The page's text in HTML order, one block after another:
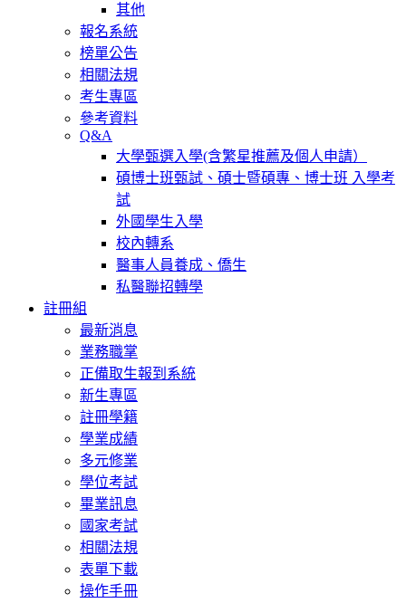
其他
報名系統
榜單公告
相關法規
考生專區
參考資料
Q&A
大學甄選入學(含繁星推薦及個人申請）
碩博士班甄試、碩士暨碩專、博士班 入學考
試
外國學生入學
校內轉系
醫事人員養成、僑生
私醫聯招轉學
註冊組
最新消息
業務職掌
正備取生報到系統
新生專區
註冊學籍
學業成績
多元修業
學位考試
畢業訊息
國家考試
相關法規
表單下載
操作手冊